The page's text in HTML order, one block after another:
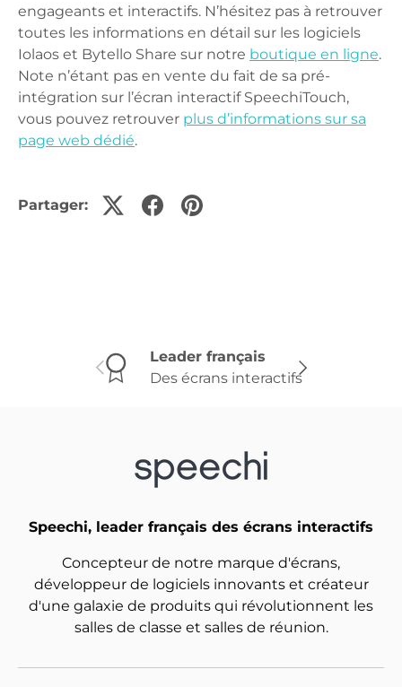
engageants et interactifs. N’hésitez pas à retrouver
toutes les informations en détail sur les logiciels
Iolaos et Bytello Share sur notre boutique en ligne.
Note n’étant pas en vente du fait de sa pré-
intégration sur l’écran interactif SpeechiTouch,
vous pouvez retrouver plus d’informations sur sa
page web dédié.
Partager:
Précédent Suivant
Leader français
Des écrans interactifs
Speechi, leader français des écrans interactifs
Concepteur de notre marque d'écrans,
développeur de logiciels innovants et créateur
d'une galaxie de produits qui révolutionnent les
salles de classe et salles de réunion.